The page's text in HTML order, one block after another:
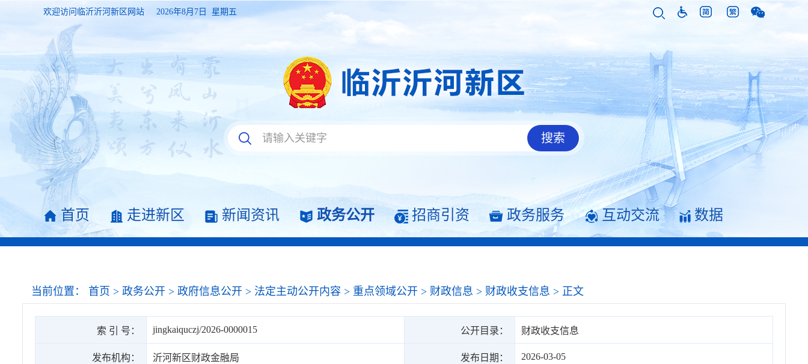
欢迎访问临沂沂河新区网站 2026年8月7日 星期五
首页 走进新区 新闻资讯 政务公开 招商引资 政务服务 互动交流 数据
当前位置： 首页 > 政务公开 > 政府信息公开 > 法定主动公开内容 > 重点领域公开 > 财政信息 > 财政收支信息 > 正文
索 引 号： jingkaiquczj/2026-0000015 公开目录： 财政收支信息
发布机构： 沂河新区财政金融局 发布日期： 2026-03-05